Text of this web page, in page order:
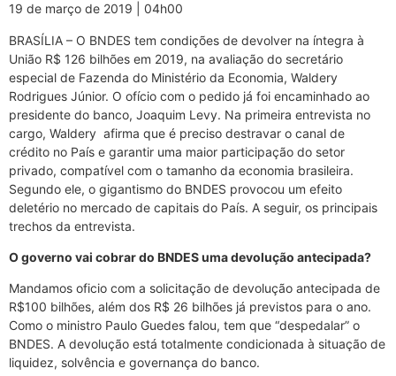
19 de março de 2019 | 04h00
BRASÍLIA – O BNDES tem condições de devolver na íntegra à
União R$ 126 bilhões em 2019, na avaliação do secretário
especial de Fazenda do Ministério da Economia, Waldery
Rodrigues Júnior. O ofício com o pedido já foi encaminhado ao
presidente do banco, Joaquim Levy. Na primeira entrevista no
cargo, Waldery afirma que é preciso destravar o canal de
crédito no País e garantir uma maior participação do setor
privado, compatível com o tamanho da economia brasileira.
Segundo ele, o gigantismo do BNDES provocou um efeito
deletério no mercado de capitais do País. A seguir, os principais
trechos da entrevista.
O governo vai cobrar do BNDES uma devolução antecipada?
Mandamos oficio com a solicitação de devolução antecipada de
R$100 bilhões, além dos R$ 26 bilhões já previstos para o ano.
Como o ministro Paulo Guedes falou, tem que “despedalar” o
BNDES. A devolução está totalmente condicionada à situação de
liquidez, solvência e governança do banco.